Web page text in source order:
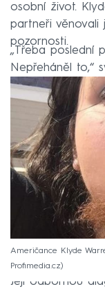
osobní život.
partneři věnovali
pozornosti.
„Třeba poslední
Nepřeháněl to,“
Američance Klyde
Profimedia.cz
Její odbornou